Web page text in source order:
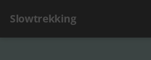
Slowtrekking